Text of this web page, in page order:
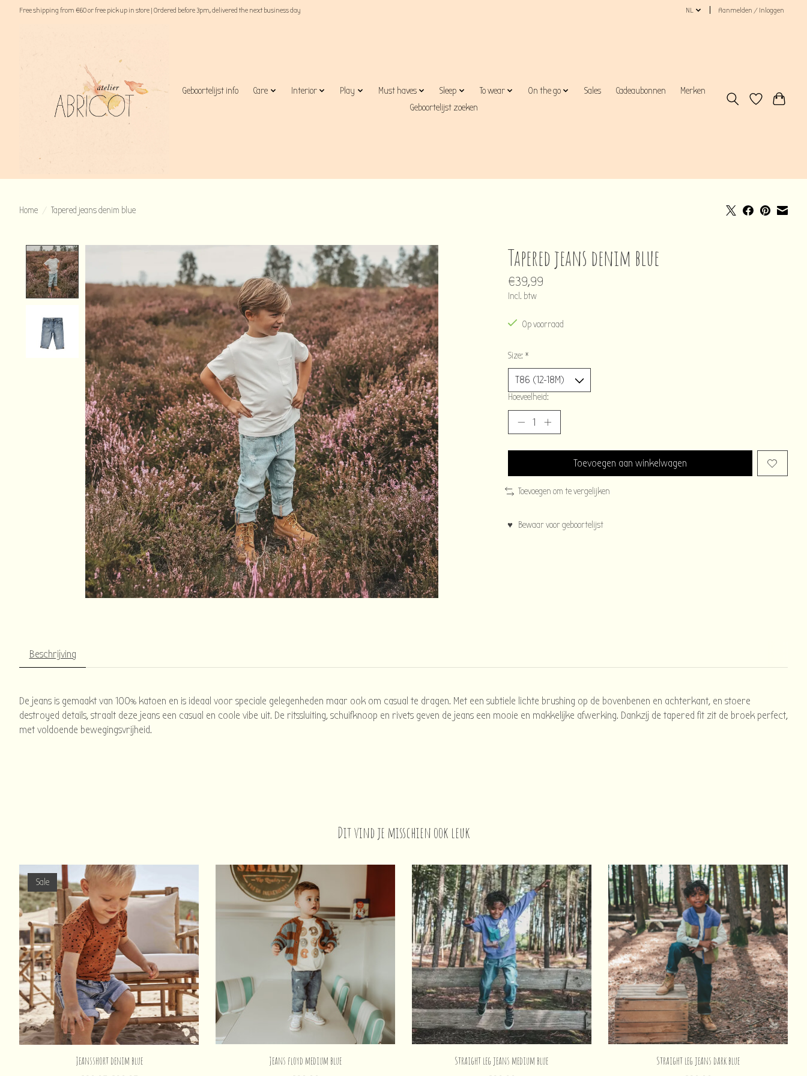
Free shipping from €60 or free pick up in store | Ordered before 3pm, delivered the next business day NL Aanmelden / Inloggen
Geboortelijst info Care Interior Play Must haves Sleep To wear On the go Sales Cadeaubonnen
Merken
Geboortelijst zoeken
Home / Tapered jeans denim blue
Product image slideshow Items Tapered jeans denim blue
€39,99
Incl. btw
Op voorraad
Size: *
Hoeveelheid:
Toevoegen aan winkelwagen
Toevoegen om te vergelijken
♥ Bewaar voor geboortelijst
Beschrijving
De jeans is gemaakt van 100% katoen en is ideaal voor speciale gelegenheden maar ook om casual te dragen. Met een subtiele lichte brushing op de bovenbenen en achterkant, en stoere
destroyed details, straalt deze jeans een casual en coole vibe uit. De ritssluiting, schuifknoop en rivets geven de jeans een mooie en makkelijke afwerking. Dankzij de tapered fit zit de broek perfect,
met voldoende bewegingsvrijheid.
Dit vind je misschien ook leuk
Items van productcarrousel
Sale
Jeansshort denim blue Jeans floyd medium blue Straight leg jeans medium blue Straight leg jeans dark blue